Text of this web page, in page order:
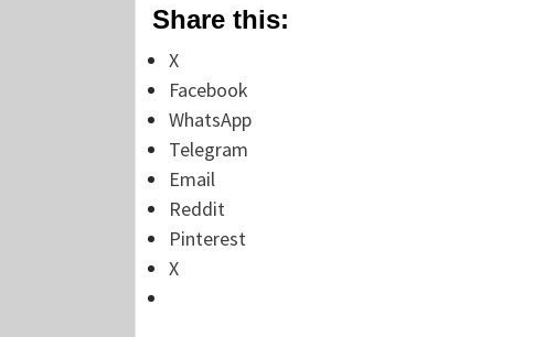
Share this:
X
Facebook
WhatsApp
Telegram
Email
Reddit
Pinterest
X